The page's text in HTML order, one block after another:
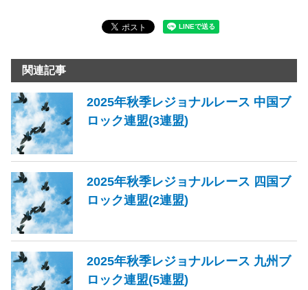
関連記事
2025年秋季レジョナルレース 中国ブ
ロック連盟(3連盟)
2025年秋季レジョナルレース 四国ブ
ロック連盟(2連盟)
2025年秋季レジョナルレース 九州ブ
ロック連盟(5連盟)